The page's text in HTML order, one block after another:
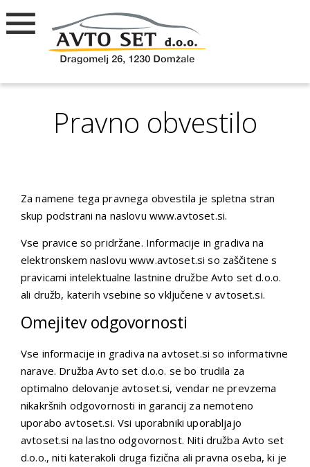
Pravno obvestilo
Za namene tega pravnega obvestila je spletna stran
skup podstrani na naslovu www.avtoset.si.
Vse pravice so pridržane. Informacije in gradiva na
elektronskem naslovu www.avtoset.si so zaščitene s
pravicami intelektualne lastnine družbe Avto set d.o.o.
ali družb, katerih vsebine so vključene v avtoset.si.
Omejitev odgovornosti
Vse informacije in gradiva na avtoset.si so informativne
narave. Družba Avto set d.o.o. se bo trudila za
optimalno delovanje avtoset.si, vendar ne prevzema
nikakršnih odgovornosti in garancij za nemoteno
uporabo avtoset.si. Vsi uporabniki uporabljajo
avtoset.si na lastno odgovornost. Niti družba Avto set
d.o.o., niti katerakoli druga fizična ali pravna oseba, ki je